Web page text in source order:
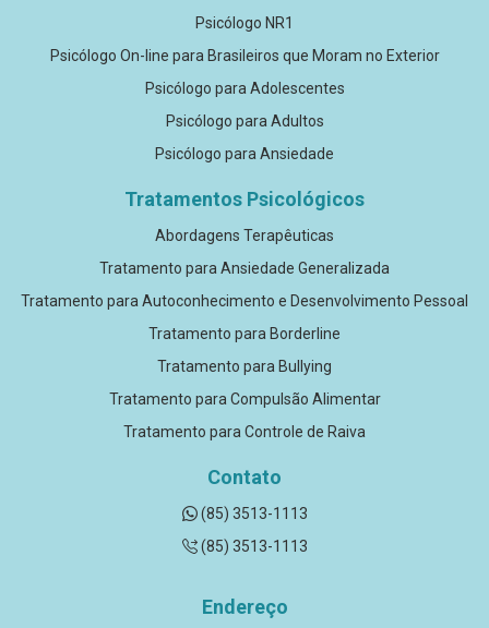
Psicólogo NR1
Psicólogo On-line para Brasileiros que Moram no Exterior
Psicólogo para Adolescentes
Psicólogo para Adultos
Psicólogo para Ansiedade
Tratamentos Psicológicos
Abordagens Terapêuticas
Tratamento para Ansiedade Generalizada
Tratamento para Autoconhecimento e Desenvolvimento Pessoal
Tratamento para Borderline
Tratamento para Bullying
Tratamento para Compulsão Alimentar
Tratamento para Controle de Raiva
Contato
(85) 3513-1113
(85) 3513-1113
Endereço